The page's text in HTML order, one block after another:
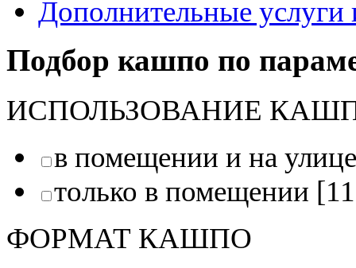
Дополнительные услуги
Подбор кашпо по
ИСПОЛЬЗОВАНИЕ
в помещении и на улице
только в помещении
ФОРМАТ КАШПО